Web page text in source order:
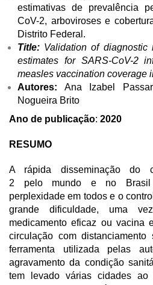
estimativas de prevalência
CoV-2, arboviroses e
Distrito Federal.
Title: Validation of diagnostic
estimates for SARS-CoV-2
measles vaccination coverage
Autores: Ana Izabel
Nogueira Brito
Ano de publicação: 2020
RESUMO
A rápida disseminação do
2 pelo mundo e no Brasil
perplexidade em todos e o
grande dificuldade, uma
medicamento eficaz ou vacina
circulação com
ferramenta utilizada pelas
agravamento da condição
tem levado várias cidades